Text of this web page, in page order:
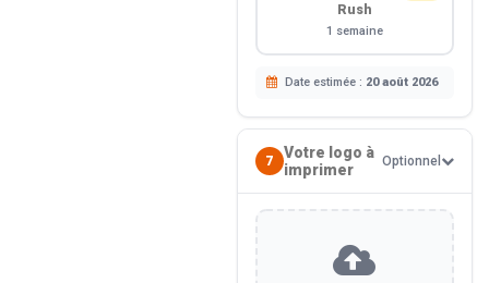
Rush
1 semaine
Date estimée : 20 août 2026
7
Votre logo à
imprimer
Optionnel